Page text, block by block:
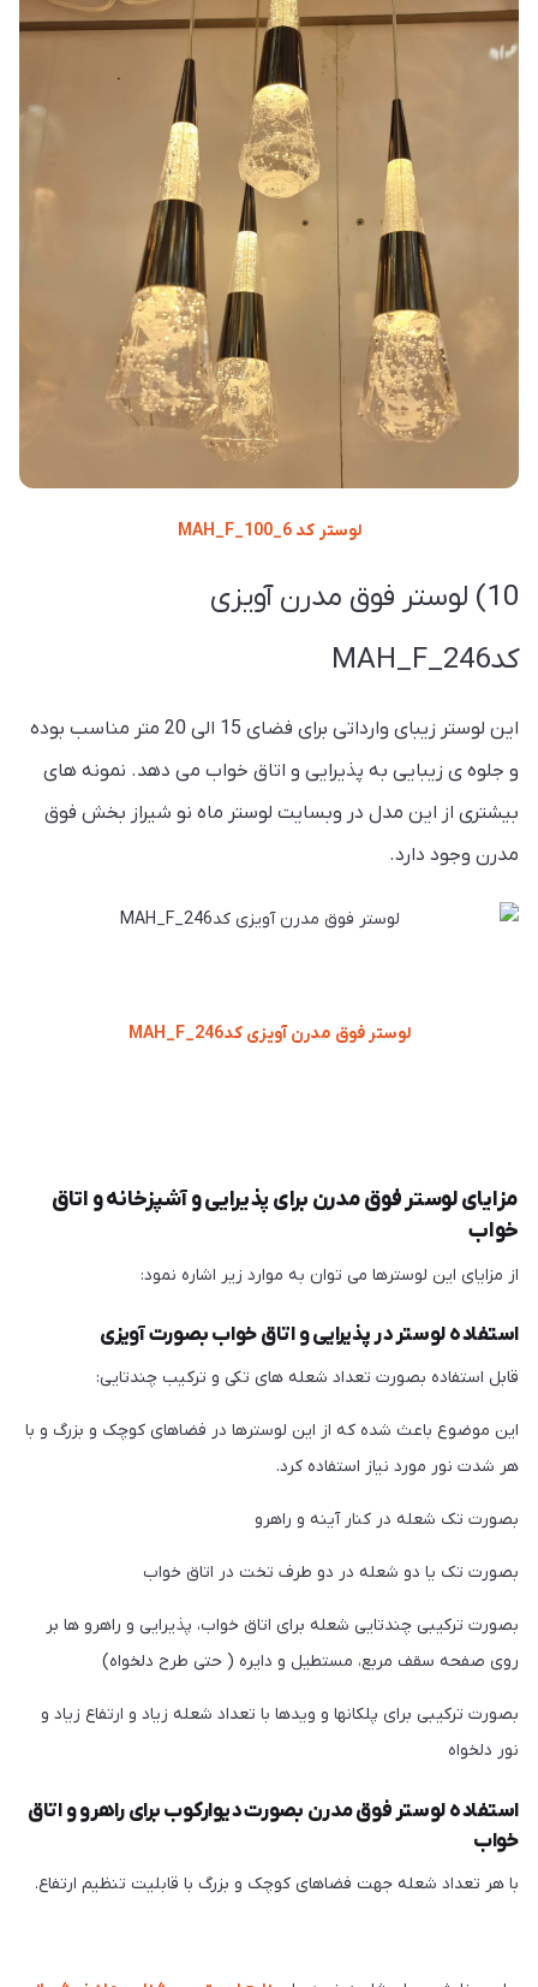
لوستر کد MAH_F_100_6
10) لوستر فوق مدرن آویزی
کدMAH_F_246
این لوستر زیبای وارداتی برای فضای 15 الی 20 متر مناسب بوده
و جلوه ی زیبایی به پذیرایی و اتاق خواب می دهد. نمونه های
بیشتری از این مدل در وبسایت لوستر ماه نو شیراز بخش فوق
مدرن وجود دارد.
لوستر فوق مدرن آویزی کدMAH_F_246
مزایای لوستر فوق مدرن برای پذیرایی و آشپزخانه و اتاق
خواب
از مزایای این لوسترها می توان به موارد زیر اشاره نمود:
استفاده لوستر در پذیرایی و اتاق خواب بصورت آویزی
قابل استفاده بصورت تعداد شعله های تکی و ترکیب چندتایی:
این موضوع باعث شده که از این لوسترها در فضاهای کوچک و بزرگ و با
هر شدت نور مورد نیاز استفاده کرد.
بصورت تک شعله در کنار آینه و راهرو
بصورت تک یا دو شعله در دو طرف تخت در اتاق خواب
بصورت ترکیبی چندتایی شعله برای اتاق خواب، پذیرایی و راهرو ها بر
روی صفحه سقف مربع، مستطیل و دایره ( حتی طرح دلخواه)
بصورت ترکیبی برای پلکانها و ویدها با تعداد شعله زیاد و ارتفاع زیاد و
نور دلخواه
استفاده لوستر فوق مدرن بصورت دیوارکوب برای راهرو و اتاق
خواب
با هر تعداد شعله جهت فضاهای کوچک و بزرگ با قابلیت تنظیم ارتفاع.